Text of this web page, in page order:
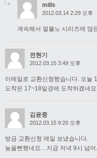
mills
2012.03.14 2:29 오후
계속해서 얼불노 시리즈에 많
전현기
2012.03.15 3:49 오후
이메일로 교환신청했습니다. 오늘
도착은 17~18일경에 도착하겠네
김윤중
2012.03.15 9:20 오후
방금 교환신청 메일 보냈습니다.
늦을뻔했네요…지금 저녁 9시 넘